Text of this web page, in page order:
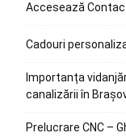
Accesează
Cadouri
Importanța
canalizării în
Prelucrare CNC –